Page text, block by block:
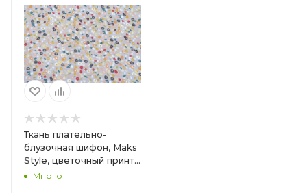
Ткань плательно-
блузочная шифон, Maks
Style, цветочный принт,
арт.MS- 1234 D-12 C-1
Много